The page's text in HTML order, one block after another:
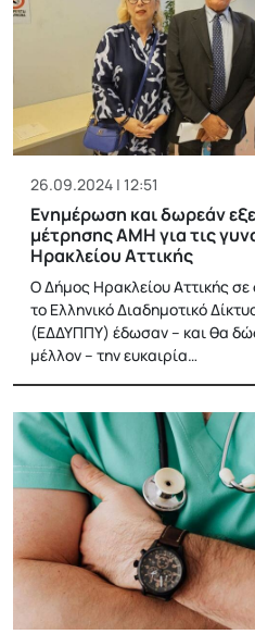
26.09.2024 | 12:51
Ενημέρωση και δωρεάν
μέτρησης ΑΜΗ για τις
Ηρακλείου Αττικής
Ο Δήμος Ηρακλείου Αττικής
το Ελληνικό Διαδημοτικό
(ΕΔΔΥΠΠΥ) έδωσαν – και θα
μέλλον – την ευκαιρία…